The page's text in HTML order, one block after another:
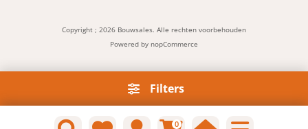
0
Filters
Copyright ; 2026 Bouwsales. Alle rechten voorbehouden
Powered by nopCommerce